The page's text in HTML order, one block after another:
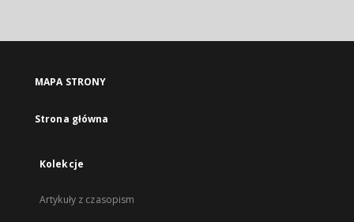
MAPA STRONY
Strona główna
Kolekcje
Artykuły z czasopism